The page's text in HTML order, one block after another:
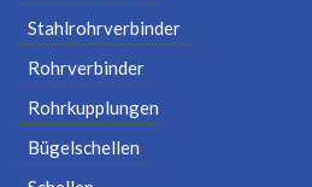
Stahlrohrverbinder
Rohrverbinder
Rohrkupplungen
Bügelschellen